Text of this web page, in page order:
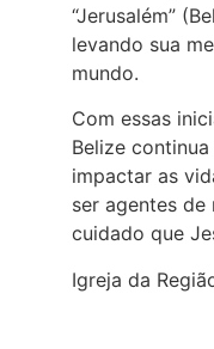
“Jerusalém”
levando sua
mundo.
Com essas
Belize
impactar as
ser agentes
cuidado que
Igreja da